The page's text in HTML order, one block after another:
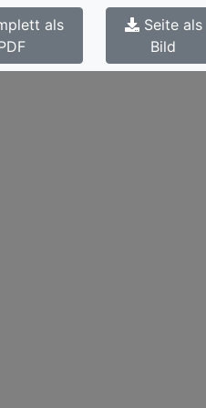
als
Seite als
Bild